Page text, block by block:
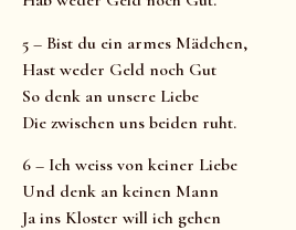
5 – Bist du ein armes Mädchen,
Hast weder Geld noch Gut
So denk an unsere Liebe
Die zwischen uns beiden ruht.
6 – Ich weiss von keiner Liebe
Und denk an keinen Mann
Ja ins Kloster will ich gehen